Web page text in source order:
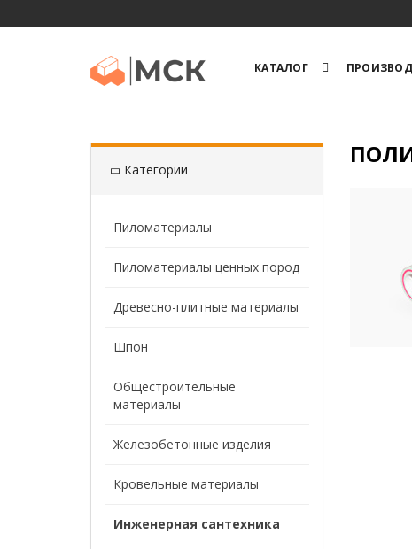
КАТАЛОГ
Категории
Пиломатериалы
Пиломатериалы ценных пород
Древесно-плитные материалы
Шпон
Общестроительные
материалы
Железобетонные изделия
Кровельные материалы
Инженерная сантехника